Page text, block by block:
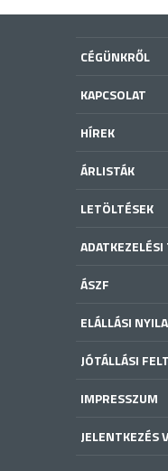
CÉGÜNKRŐL
KAPCSOLAT
HÍREK
ÁRLISTÁK
LETÖLTÉSEK
ADATKEZELÉSI
ÁSZF
ELÁLLÁSI
JÓTÁLLÁSI
IMPRESSZUM
JELENTKEZÉS